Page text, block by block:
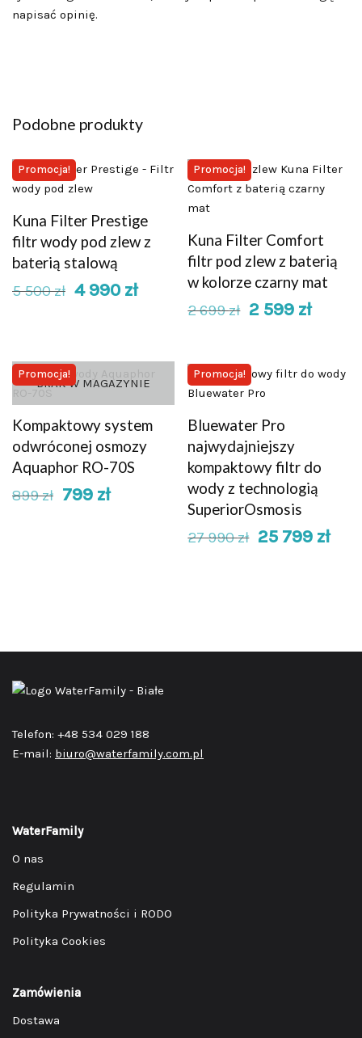
napisać opinię.
Podobne produkty
Promocja!
Kuna Filter Prestige
filtr wody pod zlew z
baterią stalową
5 500zł 4 990 zł
Promocja!
Kuna Filter Comfort
filtr pod zlew z baterią
w kolorze czarny mat
2 699zł 2 599 zł
BRAK W MAGAZYNIE
Promocja!
Kompaktowy system
odwróconej osmozy
Aquaphor RO-70S
899zł 799 zł
Promocja!
Bluewater Pro
najwydajniejszy
kompaktowy filtr do
wody z technologią
SuperiorOsmosis
27 990zł 25 799 zł
Telefon: +48 534 029 188
E-mail: biuro@waterfamily.com.pl
WaterFamily
O nas
Regulamin
Polityka Prywatności i RODO
Polityka Cookies
Zamówienia
Dostawa